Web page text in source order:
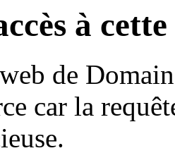
à
de
car la